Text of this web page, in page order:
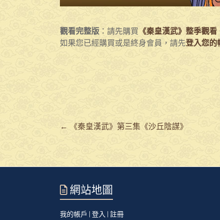
觀看完整版 ：請先購買 《秦皇漢武》整季觀看
如果您已經購買或是終身會員，請先登入您的
← 《秦皇漢武》第三集《沙丘陰謀》
網站地圖
我的帳戶 | 登入 | 註冊